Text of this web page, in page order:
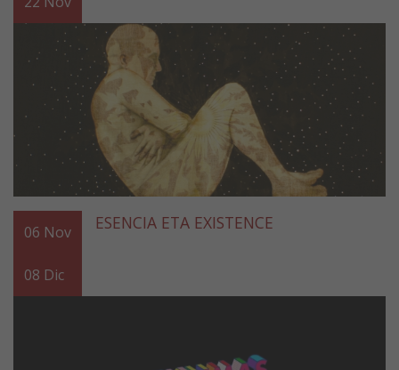
06 Nov
08 Dic
ESENCIA ETA EXISTENCE